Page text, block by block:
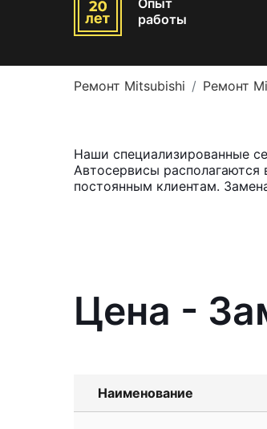
работы
Ремонт Mitsubishi Ремонт
Наши специализированные
Автосервисы
постоянным клиентам.
Цена -
Наименование